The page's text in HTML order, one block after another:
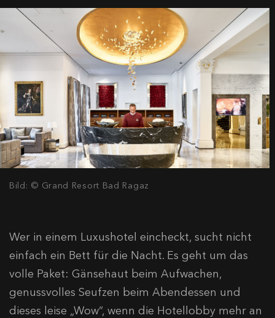
Bild: © Grand Resort Bad Ragaz
Wer in einem Luxushotel eincheckt, sucht nicht
einfach ein Bett für die Nacht. Es geht um das
volle Paket: Gänsehaut beim Aufwachen,
genussvolles Seufzen beim Abendessen und
dieses leise „Wow“, wenn die Hotellobby mehr an